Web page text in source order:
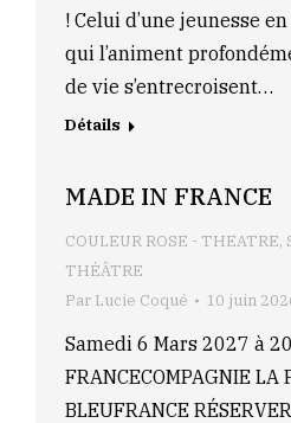
! Celui d’une jeunesse
qui l’animent
de vie s’entrecroisent…
Détails
MADE IN FRANCE
COULEUR ROSE - THEATRE,
THÉÂTRE
Par Lucie Coqué 10 juin
Samedi 6 Mars 2027 à
FRANCECOMPAGNIE LA
BLEUFRANCE